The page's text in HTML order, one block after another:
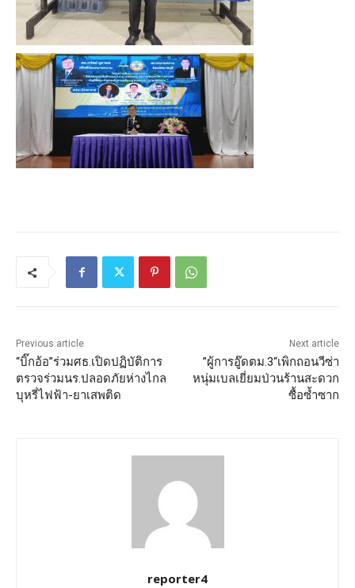
Previous article
“บิ๊กอ้อ”ร่วมศธ.เปิดปฏิบัติการ
ตรวจร่วมนร.ปลอดภัยห่างไกล
บุหรี่ไฟฟ้า-ยาเสพติด
Next article
”ผู้การอู๊ดตม.3“เพิกถอนวีซ่า
หนุ่มเบลเยี่ยมป่วนร้านสะดวก
ซื้อซ้ำซาก
reporter4